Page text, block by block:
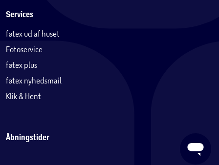
Services
føtex ud af huset
Fotoservice
føtex plus
føtex nyhedsmail
Klik & Hent
Åbningstider